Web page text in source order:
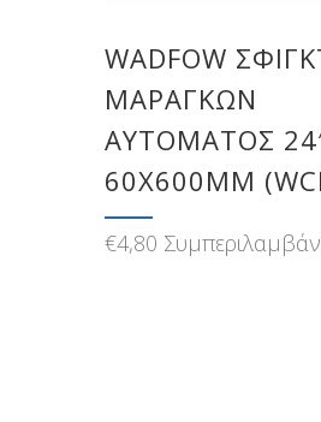
WADFOW
ΜΑΡΑΓΚΩΝ
ΑΥΤΟΜΑΤΟΣ
60X600MM
€4,80